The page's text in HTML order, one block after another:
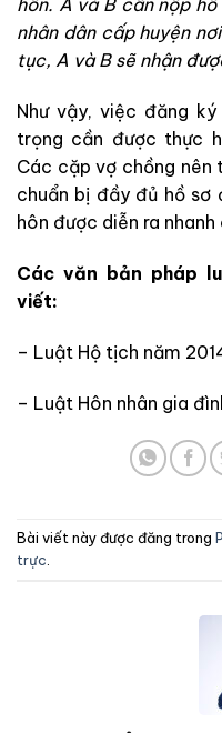
hôn. A và B cần nộp
nhân dân cấp huyện
tục, A và B sẽ nhận
Như vậy, việc đăng
trọng cần được thực
Các cặp vợ chồng nên
chuẩn bị đầy đủ hồ
hôn được diễn ra
Các văn bản pháp
viết:
– Luật Hộ tịch năm
– Luật Hôn nhân gia
Bài viết này được đăng trong
trực